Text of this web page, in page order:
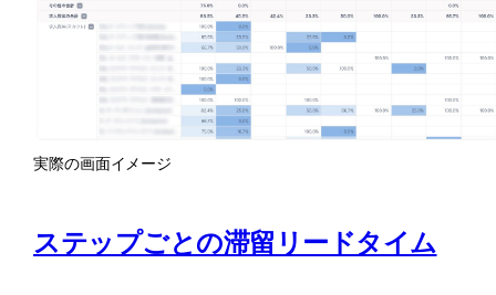
実際の画面イメージ
ステップごとの滞留リードタイム